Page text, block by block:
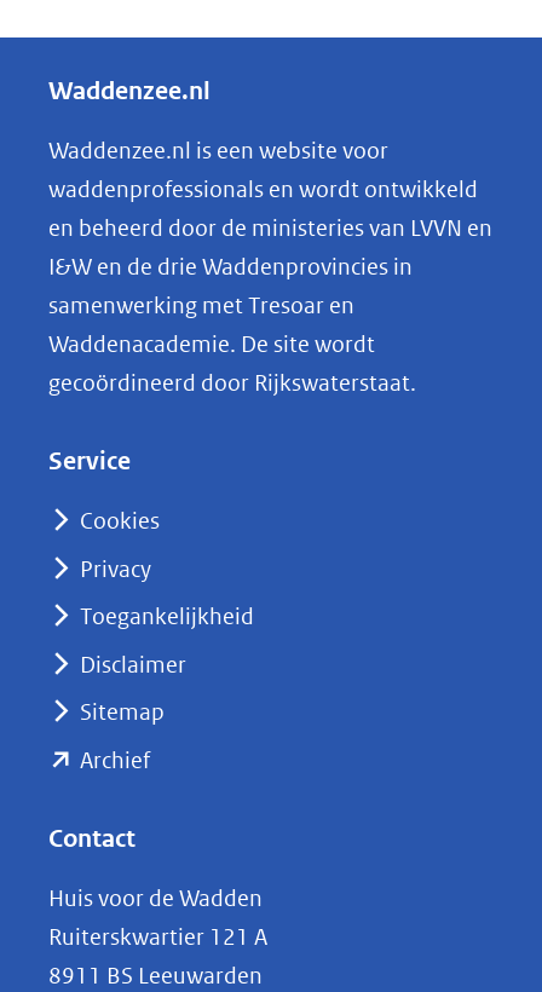
e
e
n
o
p
k
e
nieuw
naar
Waddenzee.nl
Waddenzee.nl is een website voor
waddenprofessionals en wordt ontwikkeld
en beheerd door de ministeries van LVVN en
I&W en de drie Waddenprovincies in
samenwerking met Tresoar en
Waddenacademie. De site wordt
gecoördineerd door Rijkswaterstaat.
Service
Cookies
Privacy
Toegankelijkheid
Disclaimer
Sitemap
Archief(opent
(verwijst
naar
Contact
Huis voor de Wadden
Ruiterskwartier 121 A
8911 BS Leeuwarden